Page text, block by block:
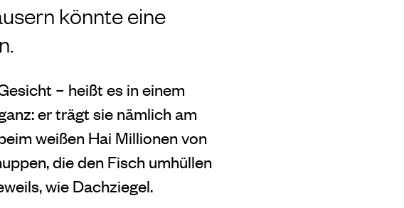
könnte eine
– heißt es in einem
er trägt sie nämlich am
weißen Hai Millionen von
die den Fisch umhüllen
wie Dachziegel.